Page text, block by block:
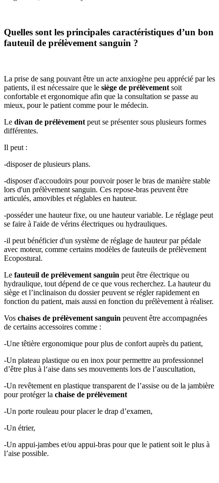
Quelles sont les principales caractéristiques d’un bon
fauteuil de prélèvement sanguin ?
La prise de sang pouvant être un acte anxiogène peu apprécié par les
patients, il est nécessaire que le siège de prélèvement soit
confortable et ergonomique afin que la consultation se passe au
mieux, pour le patient comme pour le médecin.
Le divan de prélèvement peut se présenter sous plusieurs formes
différentes.
Il peut :
-disposer de plusieurs plans.
-disposer d'accoudoirs pour pouvoir poser le bras de manière stable
lors d'un prélèvement sanguin. Ces repose-bras peuvent être
articulés, amovibles et réglables en hauteur.
-posséder une hauteur fixe, ou une hauteur variable. Le réglage peut
se faire à l'aide de vérins électriques ou hydrauliques.
-il peut bénéficier d'un système de réglage de hauteur par pédale
avec moteur, comme certains modèles de fauteuils de prélèvement
Ecopostural.
Le fauteuil de prélèvement sanguin peut être électrique ou
hydraulique, tout dépend de ce que vous recherchez. La hauteur du
siège et l’inclinaison du dossier peuvent se régler rapidement en
fonction du patient, mais aussi en fonction du prélèvement à réaliser.
Vos chaises de prélèvement sanguin peuvent être accompagnées
de certains accessoires comme :
-Une têtière ergonomique pour plus de confort auprès du patient,
-Un plateau plastique ou en inox pour permettre au professionnel
d’être plus à l‘aise dans ses mouvements lors de l’auscultation,
-Un revêtement en plastique transparent de l’assise ou de la jambière
pour protéger la chaise de prélèvement
-Un porte rouleau pour placer le drap d’examen,
-Un étrier,
-Un appui-jambes et/ou appui-bras pour que le patient soit le plus à
l’aise possible.